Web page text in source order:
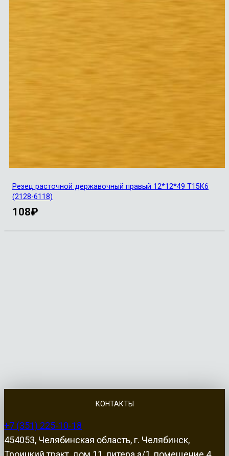
Резец расточной державочный правый 12*12*49 Т15К6
(2128-6118)
108₽
КОНТАКТЫ
+7 (351) 225-10-18
454053, Челябинская область, г. Челябинск,